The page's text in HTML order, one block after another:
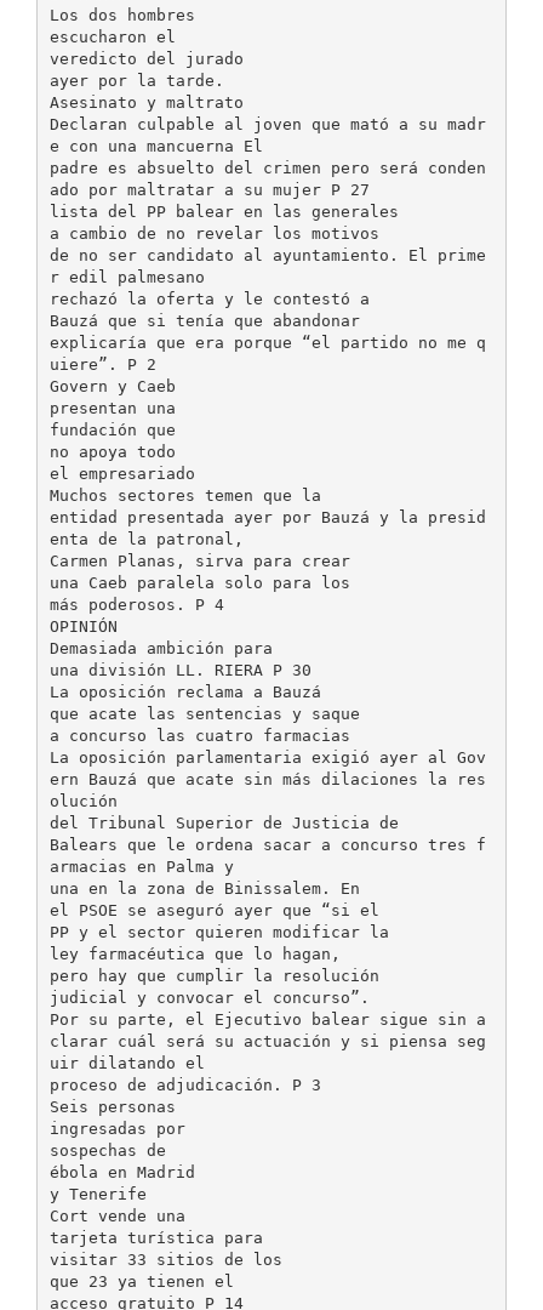
Los dos hombres
escucharon el
veredicto del jurado
ayer por la tarde.
Asesinato y maltrato
Declaran culpable al joven que mató a su madr
e con una mancuerna El
padre es absuelto del crimen pero será conden
ado por maltratar a su mujer P 27
lista del PP balear en las generales
a cambio de no revelar los motivos
de no ser candidato al ayuntamiento. El prime
r edil palmesano
rechazó la oferta y le contestó a
Bauzá que si tenía que abandonar
explicaría que era porque “el partido no me q
uiere”. P 2
Govern y Caeb
presentan una
fundación que
no apoya todo
el empresariado
Muchos sectores temen que la
entidad presentada ayer por Bauzá y la presid
enta de la patronal,
Carmen Planas, sirva para crear
una Caeb paralela solo para los
más poderosos. P 4
OPINIÓN
Demasiada ambición para
una división LL. RIERA P 30
La oposición reclama a Bauzá
que acate las sentencias y saque
a concurso las cuatro farmacias
La oposición parlamentaria exigió ayer al Gov
ern Bauzá que acate sin más dilaciones la res
olución
del Tribunal Superior de Justicia de
Balears que le ordena sacar a concurso tres f
armacias en Palma y
una en la zona de Binissalem. En
el PSOE se aseguró ayer que “si el
PP y el sector quieren modificar la
ley farmacéutica que lo hagan,
pero hay que cumplir la resolución
judicial y convocar el concurso”.
Por su parte, el Ejecutivo balear sigue sin a
clarar cuál será su actuación y si piensa seg
uir dilatando el
proceso de adjudicación. P 3
Seis personas
ingresadas por
sospechas de
ébola en Madrid
y Tenerife
Cort vende una
tarjeta turística para
visitar 33 sitios de los
que 23 ya tienen el
acceso gratuito P 14